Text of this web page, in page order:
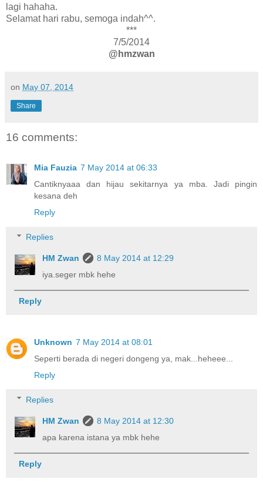
lagi hahaha.
Selamat hari rabu, semoga indah^^.
***
7/5/2014
@hmzwan
on May 07, 2014
Share
16 comments:
Mia Fauzia 7 May 2014 at 06:33
Cantiknyaaa dan hijau sekitarnya ya mba. Jadi pingin
kesana deh
Reply
Replies
HM Zwan
8 May 2014 at 12:29
iya.seger mbk hehe
Reply
Unknown 7 May 2014 at 08:01
Seperti berada di negeri dongeng ya, mak...heheee...
Reply
Replies
HM Zwan
8 May 2014 at 12:30
apa karena istana ya mbk hehe
Reply